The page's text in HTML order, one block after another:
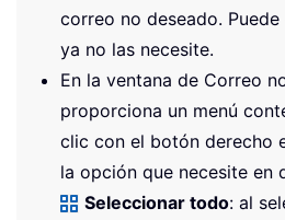
correo no deseado.
ya no las necesite.
En la ventana de Correo
proporciona un menú
clic con el botón derecho
la opción que necesite en
Seleccionar todo: al